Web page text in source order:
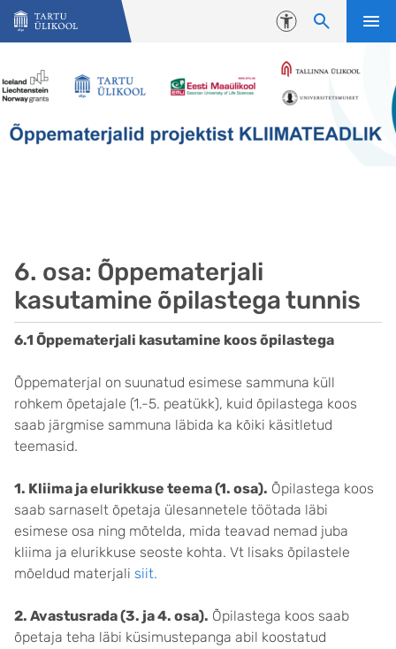
Liigu edasi põhisisu juurde
Juurdepääsetavus
6. osa: Õppematerjali
kasutamine õpilastega tunnis
6.1 Õppematerjali kasutamine koos õpilastega
Õppematerjal on suunatud esimese sammuna küll
rohkem õpetajale (1.-5. peatükk), kuid õpilastega koos
saab järgmise sammuna läbida ka kõiki käsitletud
teemasid.
1. Kliima ja elurikkuse teema (1. osa). Õpilastega koos
saab sarnaselt õpetaja ülesannetele töötada läbi
esimese osa ning mõtelda, mida teavad nemad juba
kliima ja elurikkuse seoste kohta. Vt lisaks õpilastele
mõeldud materjali siit.
2. Avastusrada (3. ja 4. osa). Õpilastega koos saab
õpetaja teha läbi küsimustepanga abil koostatud